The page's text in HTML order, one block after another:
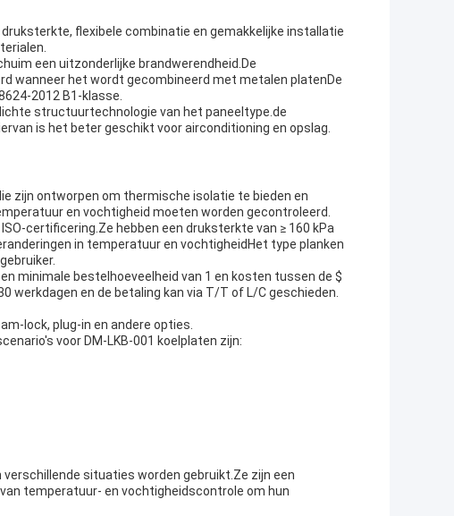
flexibele combinatie en gemakkelijke installatie
een uitzonderlijke brandwerendheid.De
wanneer het wordt gecombineerd met metalen platenDe
2012 B1-klasse.
structuurtechnologie van het paneeltype.de
is het beter geschikt voor airconditioning en opslag.
zijn ontworpen om thermische isolatie te bieden en
en vochtigheid moeten worden gecontroleerd.
certificering.Ze hebben een druksterkte van ≥ 160 kPa
in temperatuur en vochtigheidHet type planken
minimale bestelhoeveelheid van 1 en kosten tussen de $
werkdagen en de betaling kan via T/T of L/C geschieden.
lock, plug-in en andere opties.
voor DM-LKB-001 koelplaten zijn:
verschillende situaties worden gebruikt.Ze zijn een
temperatuur- en vochtigheidscontrole om hun